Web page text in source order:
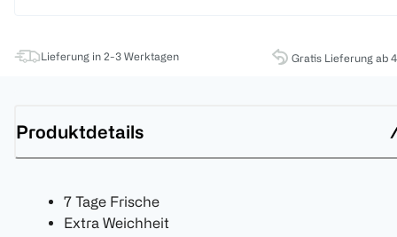
Lieferung in 2-3 Werktagen Gratis Lieferung ab
Produktdetails
7 Tage Frische
Extra Weichheit